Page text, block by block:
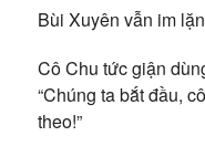
Bùi Xuyên vẫn im
Cô Chu tức giận
“Chúng ta bắt đầu,
theo!”